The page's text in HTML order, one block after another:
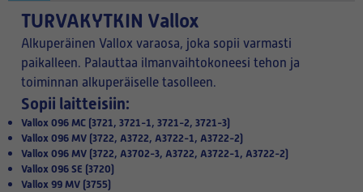
TURVAKYTKIN Vallox
Alkuperäinen Vallox varaosa, joka sopii varmasti
paikalleen. Palauttaa ilmanvaihtokoneesi tehon ja
toiminnan alkuperäiselle tasolleen.
Sopii laitteisiin:
Vallox 096 MC (3721, 3721-1, 3721-2, 3721-3)
Vallox 096 MV (3722, A3722, A3722-1, A3722-2)
Vallox 096 MV (3722, A3702-3, A3722, A3722-1, A3722-2)
Vallox 096 SE (3720)
Vallox 99 MV (3755)